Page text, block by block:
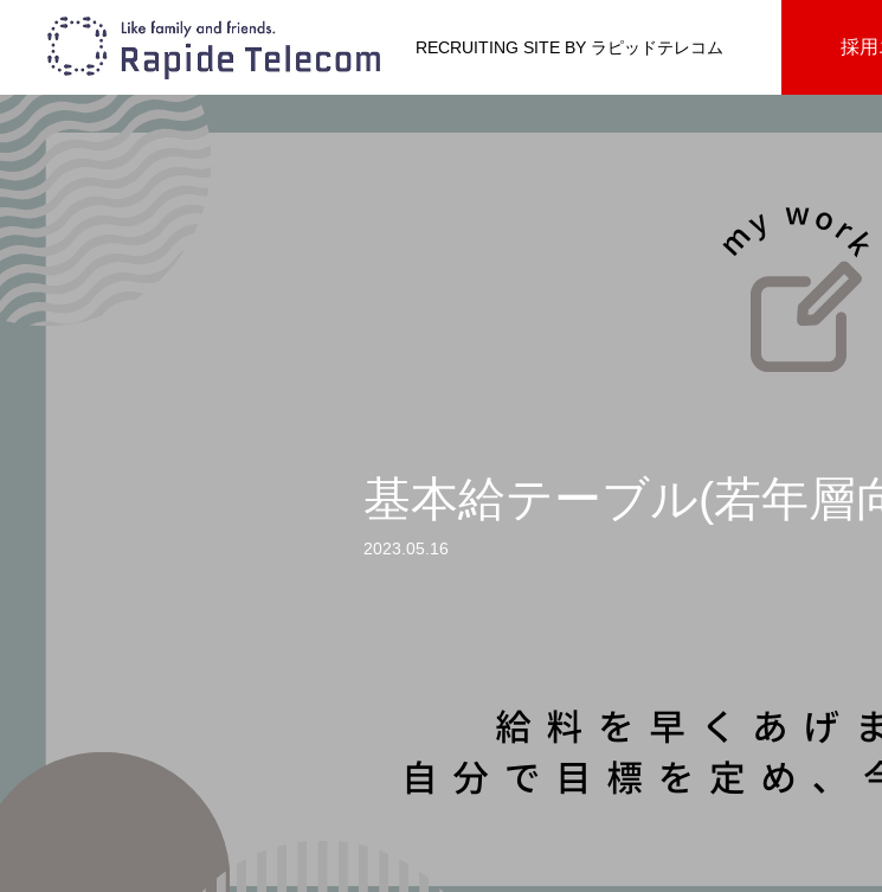
RECRUITING SITE BY ラピッドテレコム 採用
基本給テーブル(若年層
2023.05.16